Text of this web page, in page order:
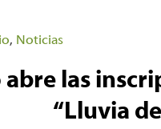
, Noticias
abre las
“Lluvia